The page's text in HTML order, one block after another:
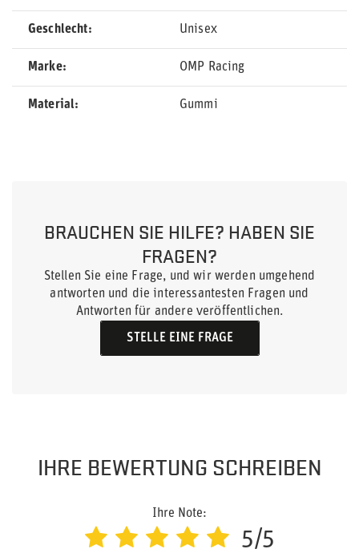
Geschlecht Unisex
Marke OMP Racing
Material Gummi
BRAUCHEN SIE HILFE? HABEN SIE
FRAGEN?
Stellen Sie eine Frage, und wir werden umgehend
antworten und die interessantesten Fragen und
Antworten für andere veröffentlichen.
STELLE EINE FRAGE
IHRE BEWERTUNG SCHREIBEN
Ihre Note:
5/5